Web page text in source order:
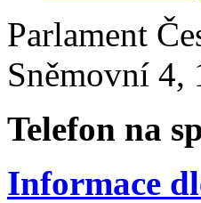
Parlament
Sněmovní 4,
Telefon na
Informace